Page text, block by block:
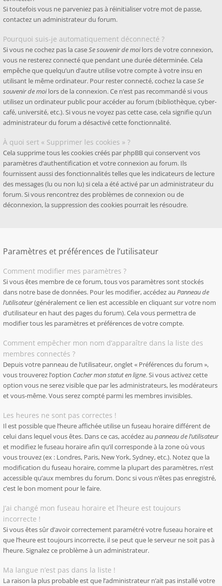
Si toutefois vous ne parveniez pas à réinitialiser votre mot de passe,
contactez un administrateur du forum.
Pourquoi suis-je automatiquement déconnecté ?
Si vous ne cochez pas la caseSe souvenir de moilors de votre connexion,
vous ne resterez connecté que pendant une durée déterminée. Cela
empêche que quelqu’un d’autre utilise votre compte à votre insu en
utilisant le même ordinateur. Pour rester connecté, cochez la caseSe
souvenir de moilors de la connexion. Ce n’est pas recommandé si vous
utilisez un ordinateur public pour accéder au forum (bibliothèque, cyber-
café, université, etc.). Si vous ne voyez pas cette case, cela signifie qu’un
administrateur du forum a désactivé cette fonctionnalité.
À quoi sert « Supprimer les cookies » ?
Cela supprime tous les cookies créés par phpBB qui conservent vos
paramètres d’authentification et votre connexion au forum. Ils
fournissent aussi des fonctionnalités telles que les indicateurs de lecture
des messages (lu ou non lu) si cela a été activé par un administrateur du
forum. Si vous rencontrez des problèmes de connexion ou de
déconnexion, la suppression des cookies pourrait les résoudre.
Paramètres et préférences de l’utilisateur
Comment modifier mes paramètres ?
Si vous êtes membre de ce forum, tous vos paramètres sont stockés
dans notre base de données. Pour les modifier, accédez au Panneau de
l’utilisateur(généralement ce lien est accessible en cliquant sur votre nom
d’utilisateur en haut des pages du forum). Cela vous permettra de
modifier tous les paramètres et préférences de votre compte.
Comment empêcher mon nom d’apparaître dans la liste des
membres connectés ?
Depuis votre panneau de l’utilisateur, onglet « Préférences du forum »,
vous trouverez l’option Cacher mon statut en ligne. Si vous activez cette
option vous ne serez visible que par les administrateurs, les modérateurs
et vous-même. Vous serez compté parmi les membres invisibles.
Les heures ne sont pas correctes !
Il est possible que l’heure affichée utilise un fuseau horaire différent de
celui dans lequel vous êtes. Dans ce cas, accédez au panneau de l’utilisateur
et modifiez le fuseau horaire afin qu’il corresponde à la zone où vous
vous trouvez (ex : Londres, Paris, New York, Sydney, etc.). Notez que la
modification du fuseau horaire, comme la plupart des paramètres, n’est
accessible qu’aux membres du forum. Donc si vous n’êtes pas enregistré,
c’est le bon moment pour le faire.
J’ai changé mon fuseau horaire et l’heure est toujours
incorrecte !
Si vous êtes sûr d’avoir correctement paramétré votre fuseau horaire et
que l’heure est toujours incorrecte, il se peut que le serveur ne soit pas à
l’heure. Signalez ce problème à un administrateur.
Ma langue n’est pas dans la liste !
La raison la plus probable est que l’administrateur n’ait pas installé votre